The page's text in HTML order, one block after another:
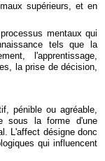
supérieurs, et en
mentaux qui
tels que la
l'apprentissage,
la prise de décision,
pénible ou agréable,
sous la forme d'une
L'affect désigne donc
qui influencent